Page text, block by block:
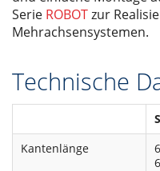
Serie ROBOTzur
Mehrachsensystemen.
Technische
Kantenlänge